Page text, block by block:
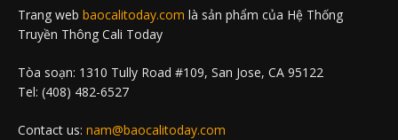
Trang web baocalitoday.com là sản phẩm của Hệ Thống
Truyền Thông Cali Today
Tòa soạn: 1310 Tully Road #109, San Jose, CA 95122
Tel: (408) 482-6527
Contact us: nam@baocalitoday.com